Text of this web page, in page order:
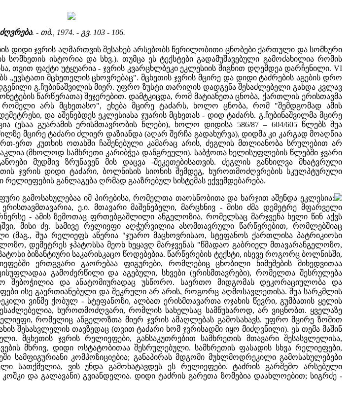
. - თბ., 1974. - გვ. 103 - 106.
დიდი ჯვრის აღმართვის შესახებ არსებობს წერილობითი ცნობები ქართული და სომხური
სომხეთის ისტორია და სხვ.). თუმცა ეს ტექსტები გადამუშავებული გამოძახილია რომის
თვით ფაქტი უტყუარია - ჯვრის კვარცხლბეკი ეკლესიის შიგნით დღემდეა დარჩენილი. VI
„ევსტათი მცხეთელის ცხოვრებაც". მცხეთის ჯვრის მცირე და დიდი ტაძრების აგების დრო
გ.ჩუბინაშვილის მიერ. უფრო ზუსტი თარიღის დადგენა შესაძლებელი გახდა კვლავ
წარწერათა) შეჯერებით. დამტკიცდა, რომ მატიანეთა ცნობა, ქართლის ერისთავმა
რომელი არს მცხეთასო", ეხება მცირე ტაძარს, ხოლო ცნობა, რომ "შემდგომად ამის
და აშენებდეს ეკლესიასა ჯუარის მცხეთას - დიდ ტაძარს. გ.ჩუბინაშვილმა მცირე
(ესაა გუარამის ერისმთავრობის წლები), ხოლო დიდისა 586/87 – 604/605 წლებს შუა
მცირე ტაძარი ძლიერ დაზიანდა (აღარ შერჩა გადახურვა), დიდმა კი კარგად მოაღწია
ერთ კუთხის ოთახში ჩაშენებული კამარაც არის, ძეგლის მთლიანობა სრულებით არ
(მხოლოდ სამხრეთი კარიბჭეა დანგრეული). საბჭოთა ხელისუფლების წლებში ჯვარი
მუდმივ ზრუნავენ მის დაცვა -შეკეთებისათვის. ძეგლის განხილვა მხატვრული
ჯვრის დიდი ტაძარი, ბოლნისის სიონის შემდეგ, ხუროთმოძღვრების სკულპტურული
განლაგება ღრმად გააზრებულ სისტემას ექვემდებარება.
გამოსახულებაა იმ პირებისა, რომელთა თაოსნობითა და ხარჯით აშენდა ეკლესია:
ე.ი. მთავარი მაშენებელი, მარცხნივ - მისი ძმა დემეტრე მფარველი
- ამის ზემოთაც ფრთებგაშლილი ანგელოზია, რომელსაც მარჯვენა ხელი წინ აქვს
მისი ძე. სამივე რელიეფი აღჭურვილია ასომთავრული წარწერებით, რომლებშიაც
(მაგ., შუა რელიეფს აწერია "ჯუარო მაცხოვრისაო, სტეფანოს ქართლისა პატრიკიოსი
დემეტრეს ჯპატოსსა მეოხ ხეყავღ მარჯვენას "წმადაო გაბრიელ მთავარანგელოზო,
ბიზანტიური საკარისკაცო წოდებებია. წარწერების ტექსტი, ისევე როგორც ბოლნისში,
ერთგვარი გაორებაა ფიგურები, რომლებიც ცნობილი ნიმუშების მიხედვითაა
გამოძერწილი და აგებული, სხვები (ერისმთავრები), რომელთა შესრულება
შებოჭილია და ანატომიურადაც უსწორო. საერთო მიდგომას დეკორაციულობა და
ისე გაერთიანებული და შეკრული არ არის, როგორც აღმოსავლეთისა. შუა სარკმლის
ვინმე ქობულ - სტეფანოზი, ალბათ ერისმთავართა ოჯახის წევრი, გუმბათის ყელის
ხუროთმოძღვარი, რომლის სახელსაც სამწუხაროდ, არ ვიცნობთ. ყველაზე
რომელიც ანგელოზთა მიერ ჯვრის ამაღლებას გამოსახავს. უფრო მცირე ზომით
შესასვლელის თავზედაც (თვით ტაძარი ხომ ჯვრისადმი იყო მიძღვნილი). ეს თემა მაშინ
მცხეთის ჯვრის რელიეფები, განსაკუთრებით სამხრეთის მთავარი შესასვლელისა,
მხრივ, დიდი ოსტატობითაა შესრულებული. სამხრეთის ფასადის სხვა რელიეფები,
სამფიგურიანი კომპოზიციებია; განაპირას მდგომი მუხლმოდრეკილი გამოსახულებები
სათქმელია, ვის უნდა გამოხატავდეს ეს რელიეფები. ტაძრის გარშემო არსებული
და გალავანი) გვიანდელია. დიდი ტაძრის გარეთა ზომებია დაახლოებით; სიგრძე -